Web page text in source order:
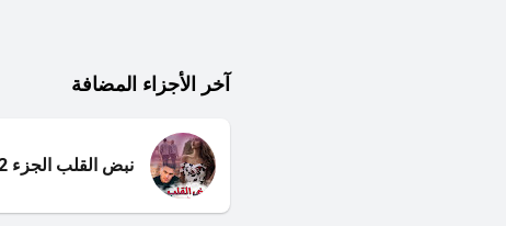
آخر الأجزاء المضافة
نبض القلب الجزء 12 والأخير